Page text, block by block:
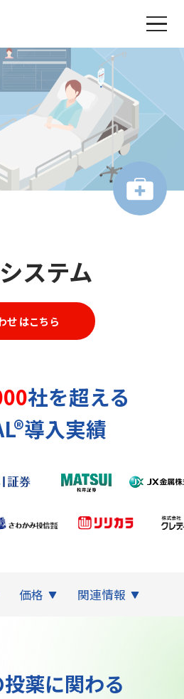
ステム
せ はこちら
社を超える
導入実績
価格 関連情報
薬に関わる